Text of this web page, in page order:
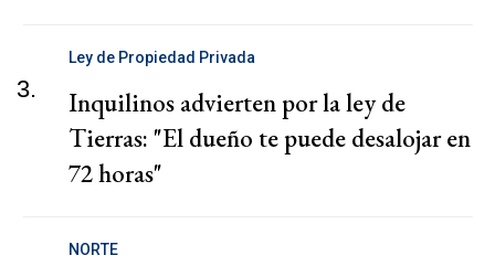
3.
Ley de Propiedad Privada
Inquilinos advierten por la ley de
Tierras: "El dueño te puede desalojar en
72 horas"
NORTE